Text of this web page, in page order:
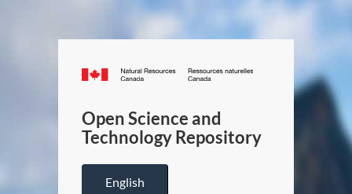
Canada.ca
/
Canada
Open Science and
Technology Repository
English